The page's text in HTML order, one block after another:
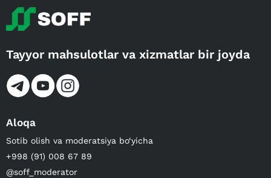
Tayyor mahsulotlar va xizmatlar bir joyda
Aloqa
Sotib olish va moderatsiya bo‘yicha
+998 (91) 008 67 89
@soff_moderator